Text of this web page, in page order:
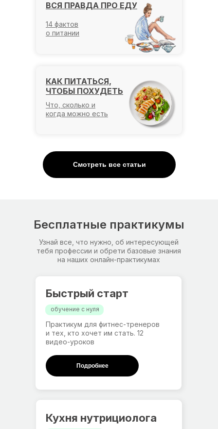
ВСЯ ПРАВДА ПРО ЕДУ
14 фактов
о питании
КАК ПИТАТЬСЯ,
ЧТОБЫ ПОХУДЕТЬ
Что, сколько и
когда можно есть
Смотреть все статьи
Кухня нутрициолога
Практикум для фитнес-тренеров
и тех, кто хочет им стать. 12
видео-уроков
Узнай все, что нужно, об интересующей
тебя профессии и обрети базовые знания
на наших онлайн-практикумах
Быстрый старт
Бесплатные практикумы
Подробнее
обучение с нуля